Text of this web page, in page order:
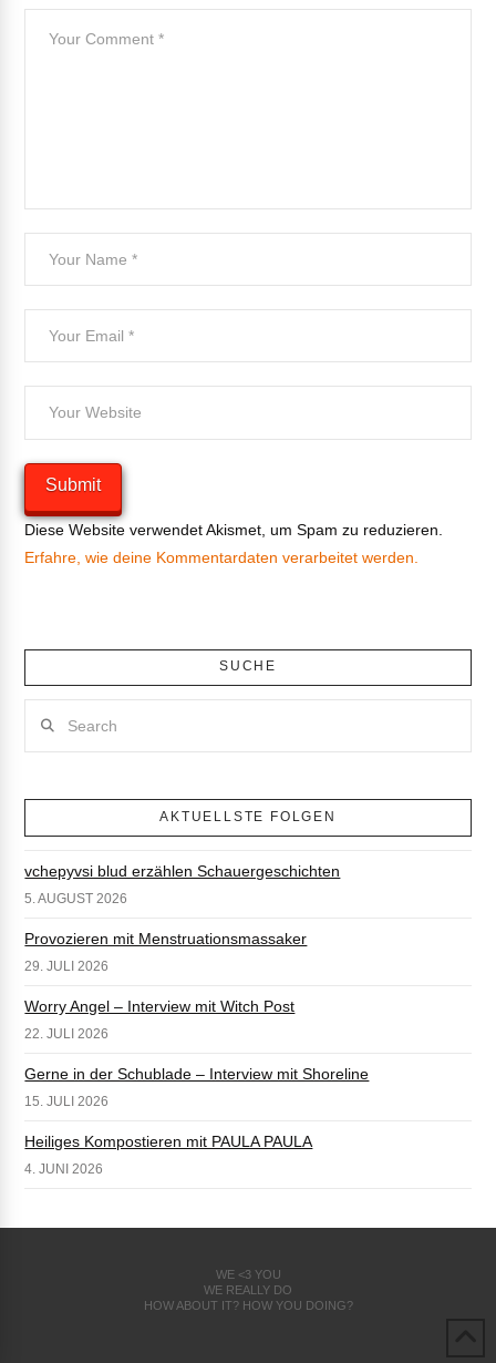
Diese Website verwendet Akismet, um Spam zu reduzieren.
Erfahre, wie deine Kommentardaten verarbeitet werden.
SUCHE
AKTUELLSTE FOLGEN
vchepyvsi blud erzählen Schauergeschichten
5. AUGUST 2026
Provozieren mit Menstruationsmassaker
29. JULI 2026
Worry Angel – Interview mit Witch Post
22. JULI 2026
Gerne in der Schublade – Interview mit Shoreline
15. JULI 2026
Heiliges Kompostieren mit PAULA PAULA
4. JUNI 2026
WE <3 YOU
WE REALLY DO
HOW ABOUT IT? HOW YOU DOING?